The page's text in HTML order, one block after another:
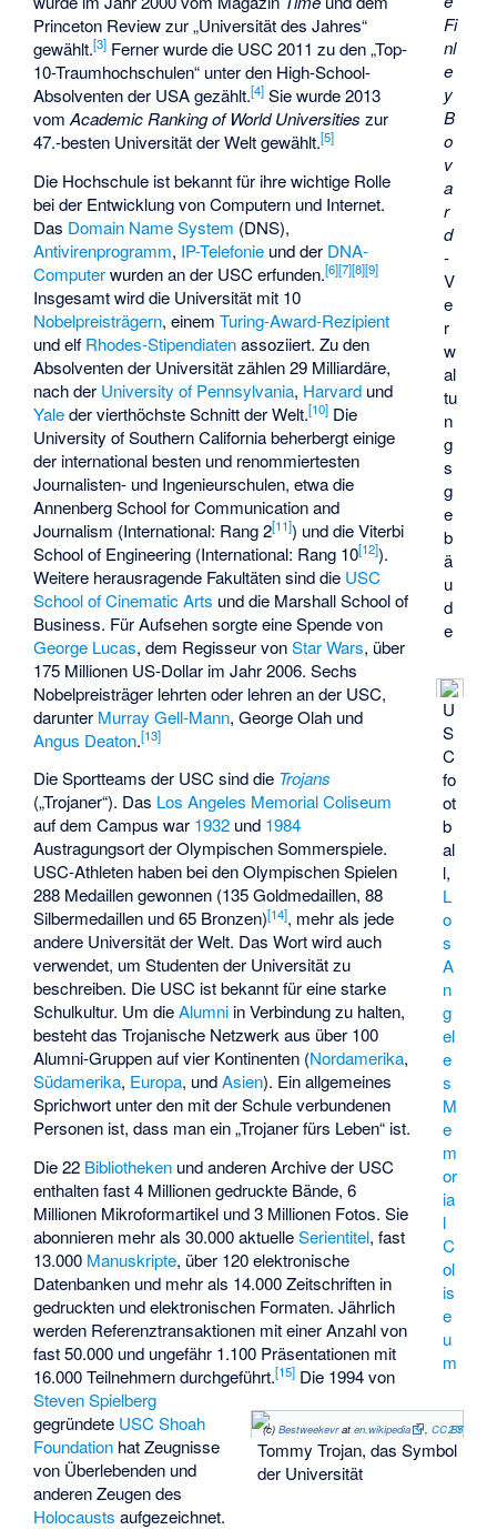
Fi
nl
e
y
B
o
v
a
r
d
-
V
e
r
w
al
tu
n
g
s
g
e
b
ä
u
d
e
U
S
C
fo
ot
b
al
l,
L
o
s
A
n
g
el
e
s
M
e
m
or
ia
l
C
ol
is
e
u
m
(c) Bestweekevrat en.wikipedia , CC BY 2.5
Tommy Trojan, das Symbol
der Universität
Princeton Review zur „Universität des Jahres“
gewählt.[3] Ferner wurde die USC 2011 zu den „Top-
10-Traumhochschulen“ unter den High-School-
Absolventen der USA gezählt.[4] Sie wurde 2013
vomAcademic Ranking of World Universities zur
47.-besten Universität der Welt gewählt.[5]
Die Hochschule ist bekannt für ihre wichtige Rolle
bei der Entwicklung von Computern und Internet.
Das Domain Name System (DNS),
Antivirenprogramm, IP-Telefonie und der DNA-
Computerwurden an der USC erfunden.[6][7][8][9]
Insgesamt wird die Universität mit 10
Nobelpreisträgern, einemTuring-Award-Rezipient
und elf Rhodes-Stipendiatenassoziiert. Zu den
Absolventen der Universität zählen 29 Milliardäre,
nach der University of Pennsylvania, Harvard und
Yaleder vierthöchste Schnitt der Welt.[10] Die
University of Southern California beherbergt einige
der international besten und renommiertesten
Journalisten- und Ingenieurschulen, etwa die
Annenberg School for Communication and
Journalism (International: Rang 2[11]) und die Viterbi
School of Engineering (International: Rang 10[12]).
Weitere herausragende Fakultäten sind die USC
School of Cinematic Arts und die Marshall School of
Business. Für Aufsehen sorgte eine Spende von
George Lucas, dem Regisseur vonStar Wars, über
175 Millionen US-Dollar im Jahr 2006. Sechs
Nobelpreisträger lehrten oder lehren an der USC,
darunter Murray Gell-Mann,George Olah und
Angus Deaton.[13]
Die Sportteams der USC sind die Trojans
(„Trojaner“). Das Los Angeles Memorial Coliseum
auf dem Campus war 1932 und 1984
Austragungsort der Olympischen Sommerspiele.
USC-Athleten haben bei den Olympischen Spielen
288 Medaillen gewonnen (135 Goldmedaillen, 88
Silbermedaillen und 65 Bronzen)[14], mehr als jede
andere Universität der Welt. Das Wort wird auch
verwendet, um Studenten der Universität zu
beschreiben. Die USC ist bekannt für eine starke
Schulkultur. Um dieAlumni in Verbindung zu halten,
besteht das Trojanische Netzwerk aus über 100
Alumni-Gruppen auf vier Kontinenten (Nordamerika,
Südamerika, Europa, undAsien). Ein allgemeines
Sprichwort unter den mit der Schule verbundenen
Personen ist, dass man ein „Trojaner fürs Leben“ ist.
Die 22 Bibliotheken und anderen Archive der USC
enthalten fast 4 Millionen gedruckte Bände, 6
Millionen Mikroformartikel und 3 Millionen Fotos. Sie
abonnieren mehr als 30.000 aktuelleSerientitel, fast
13.000 Manuskripte, über 120 elektronische
Datenbanken und mehr als 14.000 Zeitschriften in
gedruckten und elektronischen Formaten. Jährlich
werden Referenztransaktionen mit einer Anzahl von
fast 50.000 und ungefähr 1.100 Präsentationen mit
16.000 Teilnehmern durchgeführt.[15] Die 1994 von
Steven Spielberg
gegründete USC Shoah
Foundation hat Zeugnisse
von Überlebenden und
anderen Zeugen des
Holocausts aufgezeichnet.